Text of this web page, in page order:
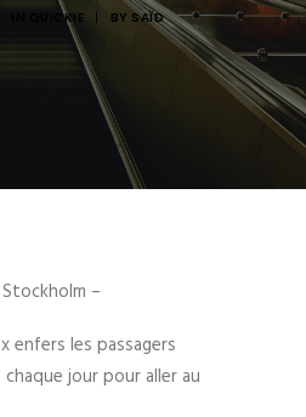
QUICKIE BY SAÏD
–
enfers les passagers
jour pour aller au